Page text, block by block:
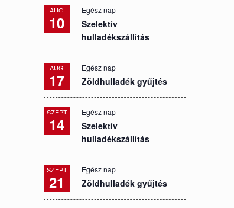
AUG
10
Egész nap
Szelektív
hulladékszállítás
AUG
17
Egész nap
Zöldhulladék gyűjtés
SZEPT
14
Egész nap
Szelektív
hulladékszállítás
SZEPT
21
Egész nap
Zöldhulladék gyűjtés